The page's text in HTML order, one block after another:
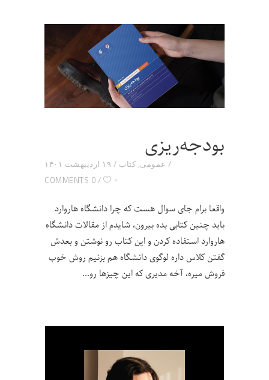
بودجه‌ریزی
۱۹ اردیبهشت ۱۴۰۱ عمومی, کتاب
0 COMMENTS
۰
واقعا برام جای سوال هست که چرا دانشگاه هاروارد
باید چنین کتابی بده بیرون، شایدم از مقالات دانشگاه
هاروارد استفاده کردن و این کتاب رو نوشتن و بعدش
گفتن کلاس داره لوگوی دانشگاه هم بزنیم روش خوب
فروش میره، آخه مدیری که این چیزها رو